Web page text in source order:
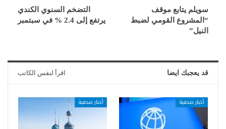
سويلم يتابع موقف
“المشروع القومي لضبط
النيل”
التضخم السنوي الكندي
يرتفع إلى 2.4 % في سبتمبر
قد يعجبك ايضا اقرأ لنفس الكاتب
أخبار صحفية أخبار صحفية